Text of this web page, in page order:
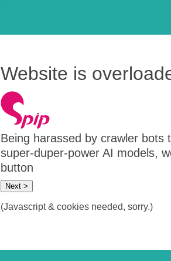
Website is
Being harassed by crawler
super-duper-power AI models,
button
Next >
(Javascript & cookies needed, sorry.)